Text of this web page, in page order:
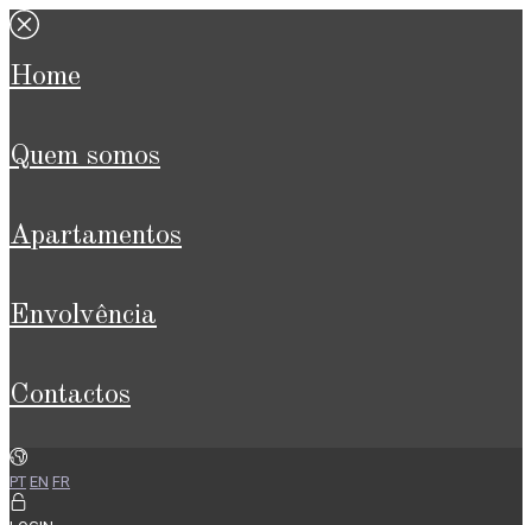
home
quem somos
apartamentos
envolvência
contactos
PT EN FR